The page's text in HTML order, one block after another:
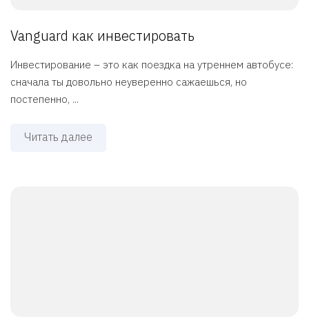
Vanguard как инвестировать
Инвестирование – это как поездка на утреннем автобусе:
сначала ты довольно неуверенно сажаешься, но
постепенно, ...
Читать далее